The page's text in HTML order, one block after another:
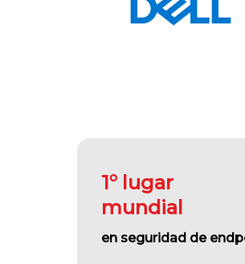
1° lugar
mundial
en seguridad de